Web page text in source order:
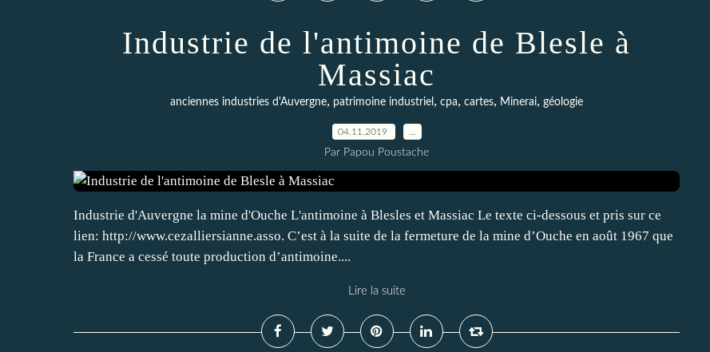
Industrie de l'antimoine de Blesle à
Massiac
anciennes industries d'Auvergne, patrimoine industriel , cpa, cartes, Minerai, géologie
04.11.2019
Par Papou Poustache
Industrie d'Auvergne la mine d'Ouche L'antimoine à Blesles et Massiac Le texte ci-dessous et pris sur ce
lien: http://www.cezalliersianne.asso. C’est à la suite de la fermeture de la mine d’Ouche en août 1967 que
la France a cessé toute production d’antimoine....
Lire la suite